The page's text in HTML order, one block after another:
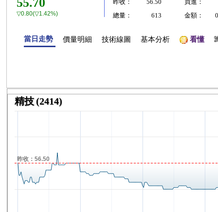
▽0.80(▽1.42%)
昨收：
56.50
買進：
總量：
613 金額：
當日走勢 價量明細 技術線圖 基本分析 看懂